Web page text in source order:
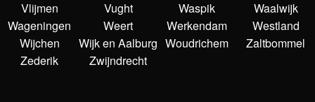
Vlijmen
Vught Waspik
Waalwijk
Wageningen
Weert Werkendam
Westland
Wijchen
Wijk en Aalburg Woudrichem
Zaltbommel
Zederik
Zwijndrecht